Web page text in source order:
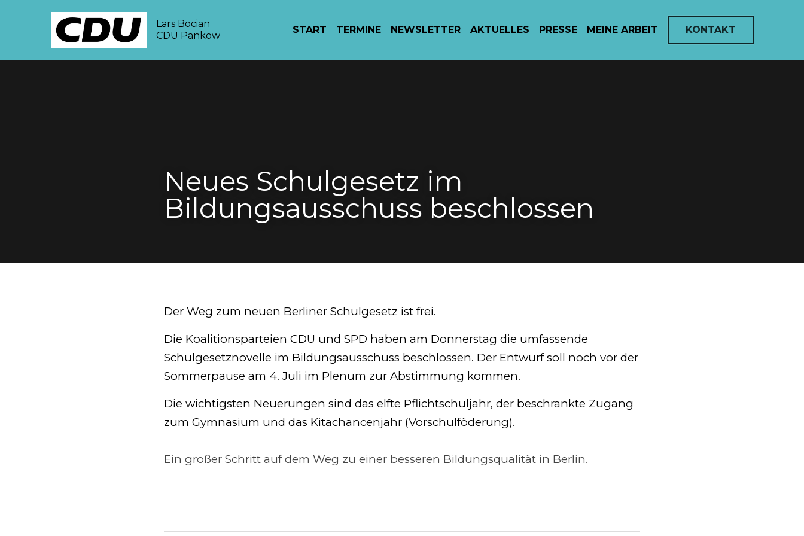
Lars Bocian
CDU Pankow
START TERMINE NEWSLETTER AKTUELLES PRESSE MEINE ARBEIT KONTAKT
Bildungsausschuss beschlossen
Der Weg zum neuen Berliner Schulgesetz ist frei.
Die Koalitionsparteien CDU und SPD haben am Donnerstag die umfassende
Schulgesetznovelle im Bildungsausschuss beschlossen. Der Entwurf soll noch vor der
Sommerpause am 4. Juli im Plenum zur Abstimmung kommen.
Die wichtigsten Neuerungen sind das elfte Pflichtschuljahr, der beschränkte Zugang zum
Gymnasium und das Kitachancenjahr (Vorschulföderung).
Ein großer Schritt auf dem Weg zu einer besseren Bildungsqualität in Berlin.